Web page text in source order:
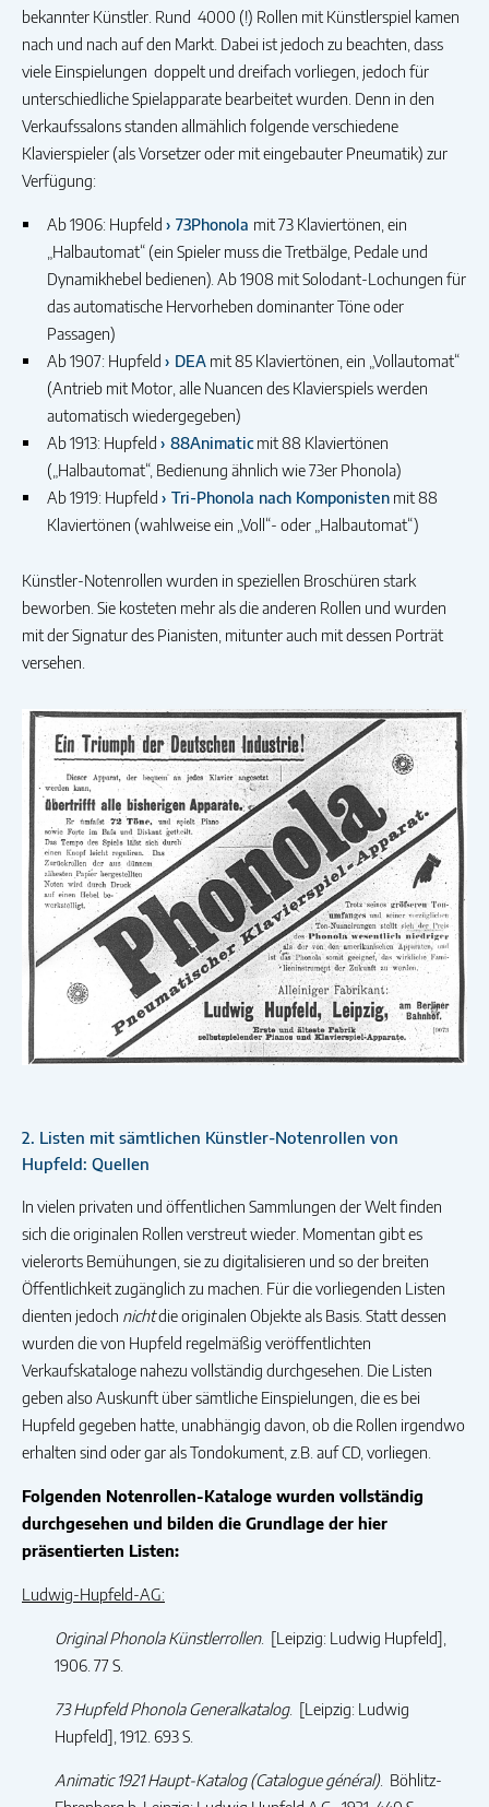
bekannter Künstler. Rund 4000 (!) Rollen mit Künstlerspiel kamen
nach und nach auf den Markt. Dabei ist jedoch zu beachten, dass
viele Einspielungen doppelt und dreifach vorliegen, jedoch für
unterschiedliche Spielapparate bearbeitet wurden. Denn in den
Verkaufssalons standen allmählich folgende verschiedene
Klavierspieler (als Vorsetzer oder mit eingebauter Pneumatik) zur
Verfügung:
Ab 1906: Hupfeld 73Phonola mit 73 Klaviertönen, ein
„Halbautomat“ (ein Spieler muss die Tretbälge, Pedale und
Dynamikhebel bedienen). Ab 1908 mit Solodant-Lochungen für
das automatische Hervorheben dominanter Töne oder
Passagen)
Ab 1907: Hupfeld
DEA mit 85 Klaviertönen, ein „Vollautomat“
(Antrieb mit Motor, alle Nuancen des Klavierspiels werden
automatisch wiedergegeben)
Ab 1913: Hupfeld
88Animaticmit 88 Klaviertönen
(„Halbautomat“, Bedienung ähnlich wie 73er Phonola)
Ab 1919: Hupfeld
Tri-Phonola nach Komponisten mit 88
Klaviertönen (wahlweise ein „Voll“- oder „Halbautomat“)
Künstler-Notenrollen wurden in speziellen Broschüren stark
beworben. Sie kosteten mehr als die anderen Rollen und wurden
mit der Signatur des Pianisten, mitunter auch mit dessen Porträt
versehen.
2. Listen mit sämtlichen Künstler-Notenrollen von
Hupfeld: Quellen
In vielen privaten und öffentlichen Sammlungen der Welt finden
sich die originalen Rollen verstreut wieder. Momentan gibt es
vielerorts Bemühungen, sie zu digitalisieren und so der breiten
Öffentlichkeit zugänglich zu machen. Für die vorliegenden Listen
dienten jedoch nichtdie originalen Objekte als Basis. Statt dessen
wurden die von Hupfeld regelmäßig veröffentlichten
Verkaufskataloge nahezu vollständig durchgesehen. Die Listen
geben also Auskunft über sämtliche Einspielungen, die es bei
Hupfeld gegeben hatte, unabhängig davon, ob die Rollen irgendwo
erhalten sind oder gar als Tondokument, z.B. auf CD, vorliegen.
Folgenden Notenrollen-Kataloge wurden vollständig
durchgesehen und bilden die Grundlage der hier
präsentierten Listen:
Ludwig-Hupfeld-AG:
Original Phonola Künstlerrollen. [Leipzig: Ludwig Hupfeld],
1906. 77 S.
73 Hupfeld Phonola Generalkatalog. [Leipzig: Ludwig
Hupfeld], 1912. 693 S.
Animatic 1921 Haupt-Katalog (Catalogue général). Böhlitz-